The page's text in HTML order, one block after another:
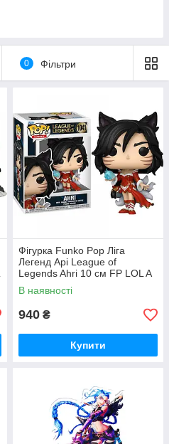
0 Фільтри
Фігурка Funko Pop Ліга
Легенд Арі League of
Legends Ahri 10 см FP LOL A
1041
В наявності
940 ₴
Купити